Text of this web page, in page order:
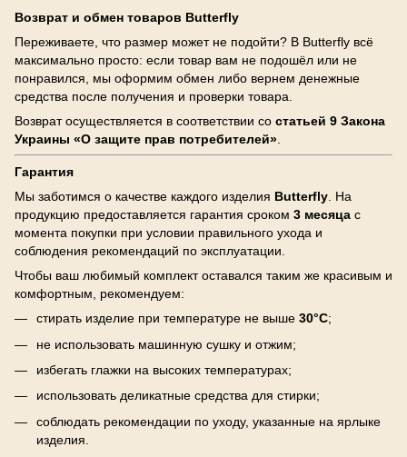
Возврат и обмен товаров Butterfly
Переживаете, что размер может не подойти? В Butterfly всё
максимально просто: если товар вам не подошёл или не
понравился, мы оформим обмен либо вернем денежные
средства после получения и проверки товара.
Возврат осуществляется в соответствии со статьей 9 Закона
Украины «О защите прав потребителей»
Гарантия
Мы заботимся о качестве каждого изделия Butterfly . На
продукцию предоставляется гарантия сроком 3 месяца с
момента покупки при условии правильного ухода и
соблюдения рекомендаций по эксплуатации.
Чтобы ваш любимый комплект оставался таким же красивым и
комфортным, рекомендуем:
стирать изделие при температуре не выше 30°C;
не использовать машинную сушку и отжим;
избегать глажки на высоких температурах;
использовать деликатные средства для стирки;
соблюдать рекомендации по уходу, указанные на ярлыке
изделия.